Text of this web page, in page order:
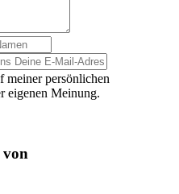
meiner persönlichen
eigenen Meinung.
von